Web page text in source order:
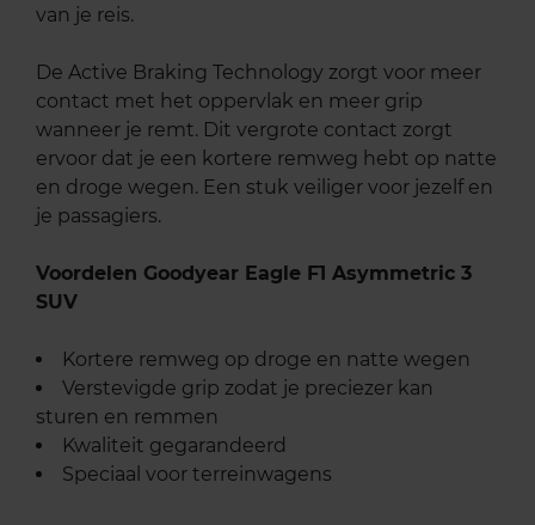
van je reis.
De Active Braking Technology zorgt voor meer
contact met het oppervlak en meer grip
wanneer je remt. Dit vergrote contact zorgt
ervoor dat je een kortere remweg hebt op natte
en droge wegen. Een stuk veiliger voor jezelf en
je passagiers.
Voordelen Goodyear Eagle F1 Asymmetric 3
SUV
Kortere remweg op droge en natte wegen
Verstevigde grip zodat je preciezer kan
sturen en remmen
Kwaliteit gegarandeerd
Speciaal voor terreinwagens